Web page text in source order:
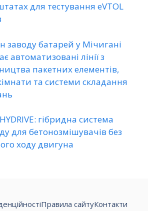
для тестування eVTOL
заводу батарей у Мічигані
автоматизовані лінії з
пакетних елементів,
та системи складання
гібридна система
для бетонозмішувачів без
ходу двигуна
Правила сайтуКонтакти